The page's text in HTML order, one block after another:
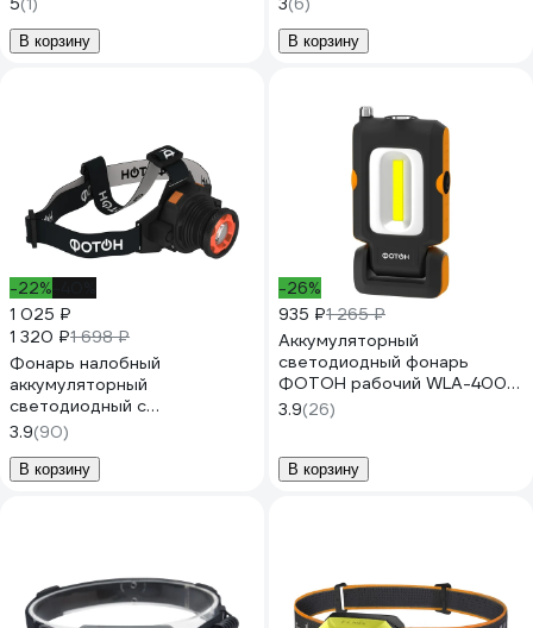
черный Б0061089
В корзину
Б0057455
В корзину
-22%
1 025 ₽
1 320 ₽1 698 ₽
Фонарь налобный
аккумуляторный
светодиодный с
регулируемым фокусом
ФОТОН SА-900 23084
3.9(90)
В корзину
-26%
935 ₽1 265 ₽
Аккумуляторный
светодиодный фонарь
ФОТОН рабочий WLА-400
23864
3.9(26)
В корзину